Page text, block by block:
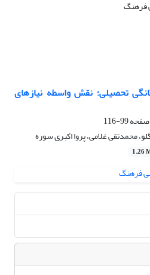
تحصیلی؛ نقش واسطه نیازهای
99-116
محمدتقی غلامی، پروا اکبری سوره
1.26